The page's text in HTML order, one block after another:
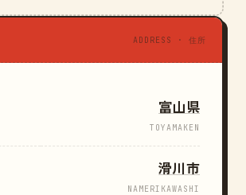
ADDRESS · 住所
富山県
TOYAMAKEN
滑川市
NAMERIKAWASHI